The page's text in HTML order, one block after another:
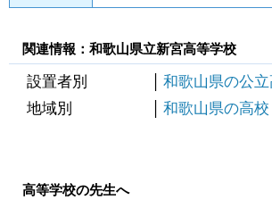
関連情報：和歌山県立新宮高等学校
設置者別
和歌山県の公立
地域別
和歌山県の高校
高等学校の先生へ